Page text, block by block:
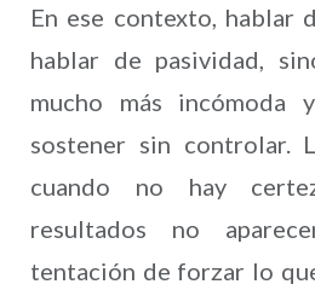
En ese contexto, hablar
hablar de pasividad,
mucho más incómoda
sostener sin controlar.
cuando no hay
resultados no
tentación de forzar lo